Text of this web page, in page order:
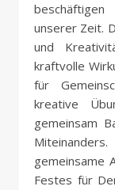
unserer Zeit.
und
kraftvolle
für
kreative
gemeinsam
gemeinsame
Festes für